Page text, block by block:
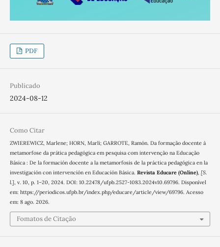
PDF
Publicado
2024-08-12
Como Citar
ZWIEREWICZ, Marlene; HORN, Marli; GARROTE, Ramón. Da formação docente à
metamorfose da prática pedagógica em pesquisa com intervenção na Educação
Básica : De la formación docente a la metamorfosis de la práctica pedagógica en la
investigación con intervención en Educación Básica. Revista Educare (Online), [S.
l.], v. 10, p. 1–20, 2024. DOI: 10.22478/ufpb.2527-1083.2024v10.69796. Disponível
em: https://periodicos.ufpb.br/index.php/educare/article/view/69796. Acesso
em: 8 ago. 2026.
Fomatos de Citação